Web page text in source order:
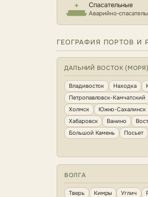
Спасательные
Аварийно-
ГЕОГРАФИЯ ПОРТОВ И
ДАЛЬНИЙ ВОСТОК (МОРЯ)
Владивосток Находка
Петропавловск-Камчатский
Холмск
Южно-Сахалинск
Хабаровск
Ванино
Большой Камень
Посьет
ВОЛГА
Тверь Кимры Углич